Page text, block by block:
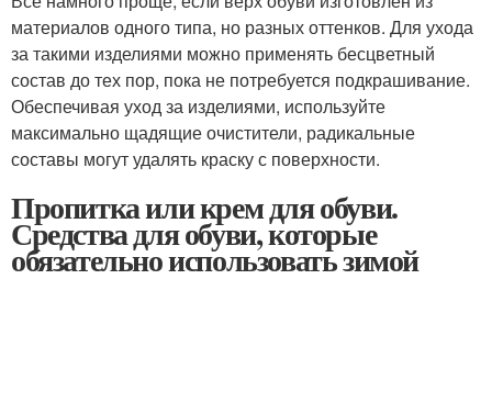
материалов одного типа, но разных оттенков. Для ухода
за такими изделиями можно применять бесцветный
состав до тех пор, пока не потребуется подкрашивание.
Обеспечивая уход за изделиями, используйте
максимально щадящие очистители, радикальные
составы могут удалять краску с поверхности.
Пропитка или крем для обуви.
Средства для обуви, которые
обязательно использовать зимой